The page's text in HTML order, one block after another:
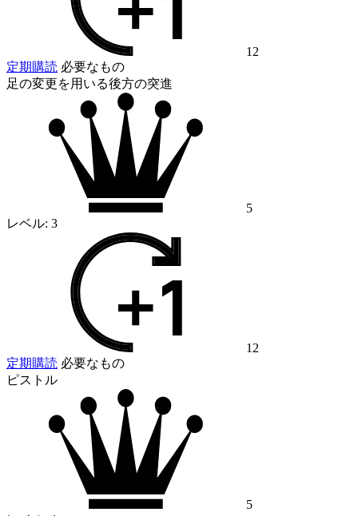
12
定期購読 必要なもの
足の変更を用いる後方の突進
5
レベル: 3
12
定期購読 必要なもの
ピストル
5